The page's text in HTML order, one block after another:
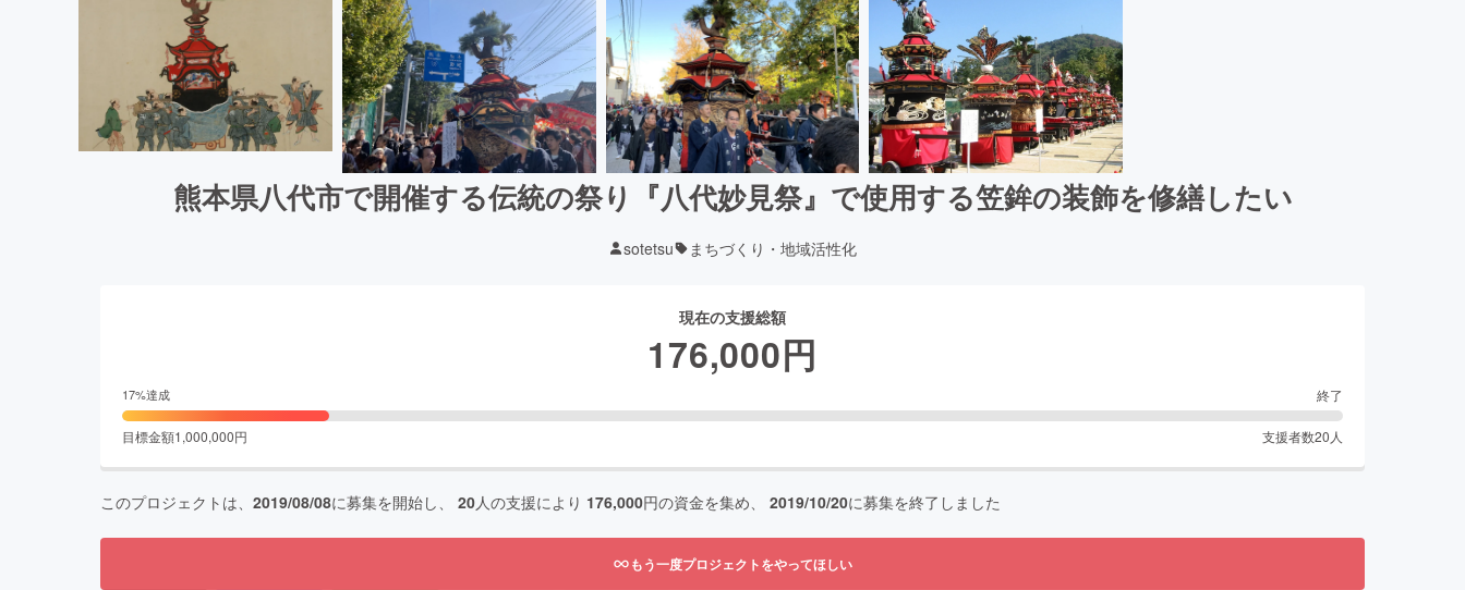
熊本県八代市で開催する伝統の祭り『八代妙見祭』で使用する笠鉾の装飾を修繕したい
sotetsu まちづくり・地域活性化
現在の支援総額
176,000円
17%達成 終了
目標金額1,000,000円 支援者数20 人
このプロジェクトは、 2019/08/08に募集を開始し、 20人の支援により 176,000円の資金を集め、 2019/10/20に募集を終了しました
もう一度プロジェクトをやってほしい